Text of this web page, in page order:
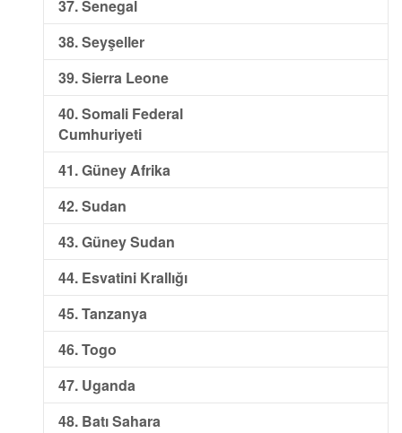
37. Senegal
38. Seyşeller
39. Sierra Leone
40. Somali Federal
Cumhuriyeti
41. Güney Afrika
42. Sudan
43. Güney Sudan
44. Esvatini Krallığı
45. Tanzanya
46. Togo
47. Uganda
48. Batı Sahara